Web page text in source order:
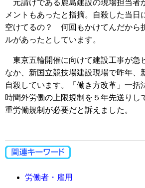
元請けである鹿島建設の現場担当者
メントもあったと指摘。自殺した当日
空けてるの？ 何回もかけてんだから
ルがあったとしています。
東京五輪開催に向けて建設工事が急
なか、新国立競技場建設現場で昨年、
自殺しています。「働き方改革」一括
時間外労働の上限規制を５年先送りし
重労働規制が必要だと訴えました。
労働者・雇用